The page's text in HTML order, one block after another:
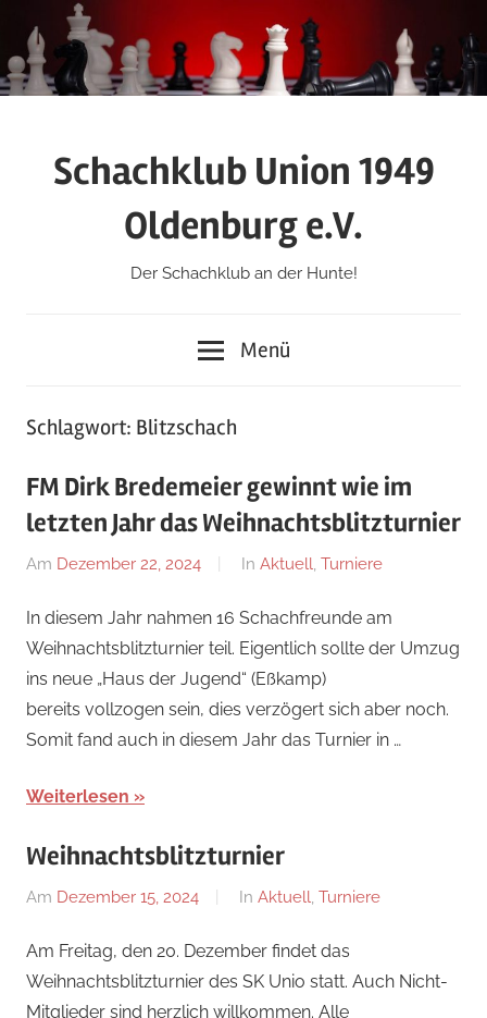
Inhalt
springen
Schachklub Union 1949
Oldenburg e.V.
Der Schachklub an der Hunte!
Menü
Schlagwort: Blitzschach
FM Dirk Bredemeier gewinnt wie im
letzten Jahr das Weihnachtsblitzturnier
Am Dezember 22, 2024
Von
In Aktuell, Turniere
In diesem Jahr nahmen 16 Schachfreunde am
Weihnachtsblitzturnier teil. Eigentlich sollte der Umzug
ins neue „Haus der Jugend“ (Eßkamp)
bereits vollzogen sein, dies verzögert sich aber noch.
Somit fand auch in diesem Jahr das Turnier in …
Weiterlesen
Weihnachtsblitzturnier
Am Dezember 15, 2024
Von
In Aktuell, Turniere
Am Freitag, den 20. Dezember findet das
Weihnachtsblitzturnier des SK Unio statt. Auch Nicht-
Mitglieder sind herzlich willkommen. Alle